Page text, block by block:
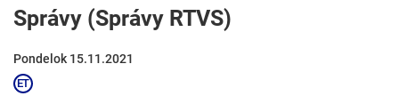
Správy (Správy RTVS)
Pondelok 15.11.2021